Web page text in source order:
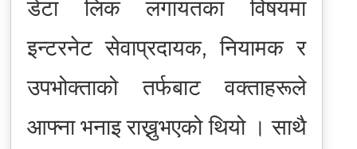
डेटा लिक लगायतका विषयमा
इन्टरनेट सेवाप्रदायक, नियामक र
उपभोक्ताको तर्फबाट वक्ताहरूले
आफ्ना भनाइ राख्नुभएको थियो । साथै